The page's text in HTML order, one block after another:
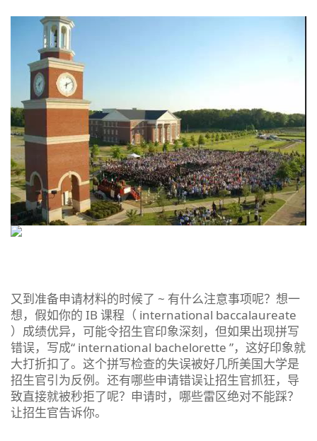
又到准备申请材料的时候了 ~ 有什么注意事项呢？想一
想，假如你的 IB 课程（ international baccalaureate
）成绩优异，可能令招生官印象深刻，但如果出现拼写
错误，写成“ international bachelorette ”，这好印象就
大打折扣了。这个拼写检查的失误被好几所美国大学是
招生官引为反例。还有哪些申请错误让招生官抓狂，导
致直接就被秒拒了呢？申请时，哪些雷区绝对不能踩？
让招生官告诉你。